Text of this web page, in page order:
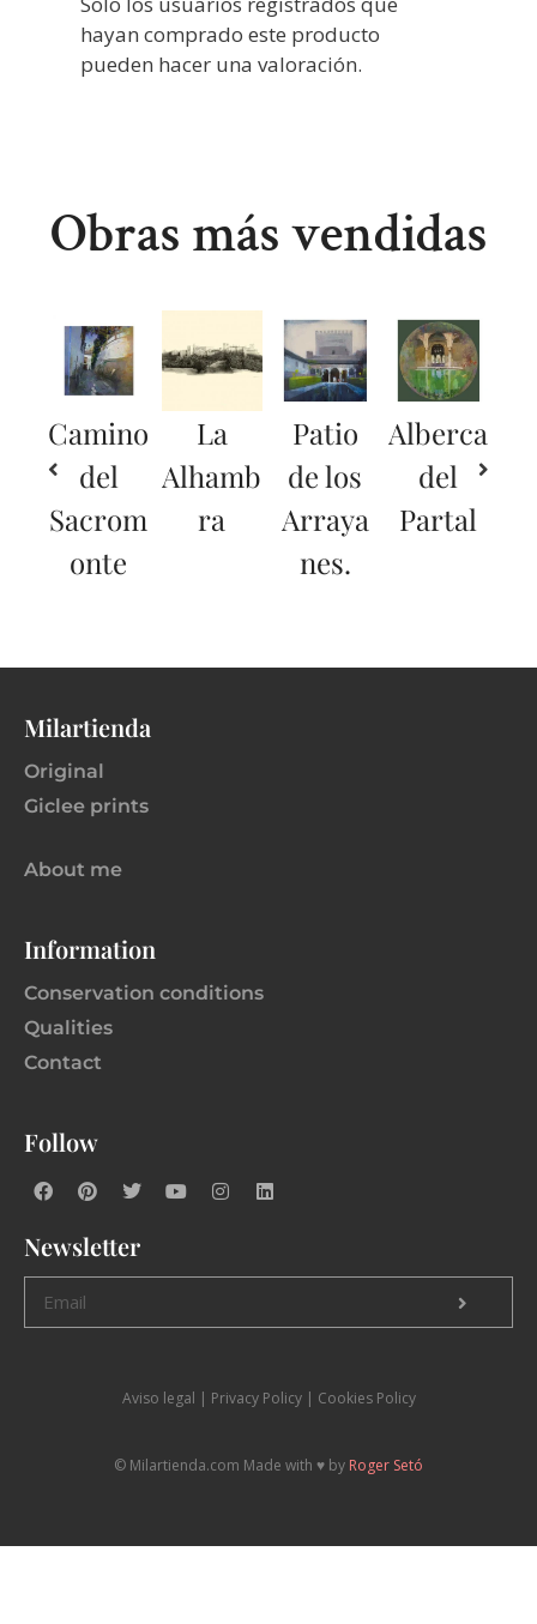
hayan comprado este producto
pueden hacer una valoración.
Obras más vendidas
Camino
del
Sacrom
onte
La
Alhamb
ra
Patio
de los
Arraya
nes.
Alberca
del
Partal
Milartienda
Original
Giclee prints
About me
Information
Conservation conditions
Qualities
Contact
Follow
Newsletter
Aviso legal | Privacy Policy | Cookies Policy
© Milartienda.com Made with ♥️ by Roger Setó